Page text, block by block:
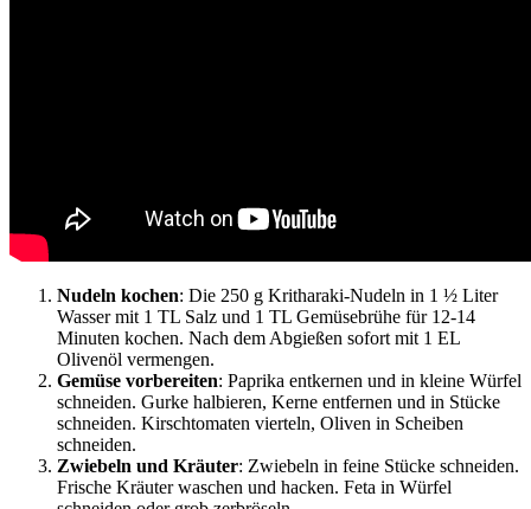
Nudeln kochen: Die 250 g Kritharaki-Nudeln in 1 ½ Liter
Wasser mit 1 TL Salz und 1 TL Gemüsebrühe für 12-14
Minuten kochen. Nach dem Abgießen sofort mit 1 EL
Olivenöl vermengen.
Gemüse vorbereiten: Paprika entkernen und in kleine Würfel
schneiden. Gurke halbieren, Kerne entfernen und in Stücke
schneiden. Kirschtomaten vierteln, Oliven in Scheiben
schneiden.
Zwiebeln und Kräuter: Zwiebeln in feine Stücke schneiden.
Frische Kräuter waschen und hacken. Feta in Würfel